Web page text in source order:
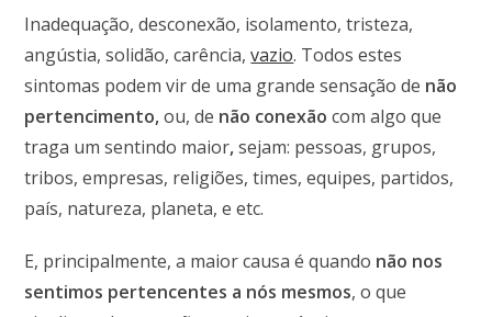
Inadequação, desconexão, isolamento, tristeza,
angústia, solidão, carência,vazio. Todos estes
sintomas podem vir de uma grande sensação de não
pertencimento,ou, de não conexãocom algo que
traga um sentindo maior,sejam: pessoas, grupos,
tribos, empresas, religiões, times, equipes, partidos,
país, natureza, planeta, e etc.
E, principalmente, a maior causa é quando não nos
sentimos pertencentes a nós mesmos, o que